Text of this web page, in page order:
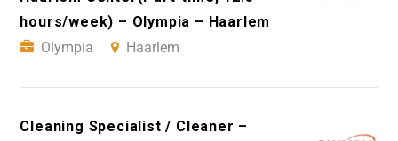
hours/week) – Olympia – Haarlem
Olympia
Haarlem
Cleaning Specialist / Cleaner –